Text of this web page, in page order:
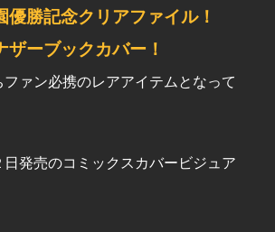
優勝記念クリアファイル！
ザーブックカバー！
ファン必携のレアアイテムとなって
日発売のコミックスカバービジュア